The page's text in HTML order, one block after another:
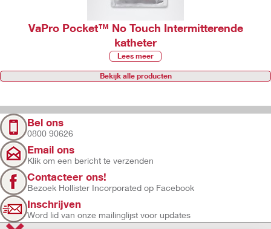
VaPro Pocket™ No Touch Intermitterende
katheter
Lees meer
Bekijk alle producten
Bel ons
0800 90626
Email ons
Klik om een bericht te verzenden
Contacteer ons!
Bezoek Hollister Incorporated op Facebook
Inschrijven
Word lid van onze mailinglijst voor updates